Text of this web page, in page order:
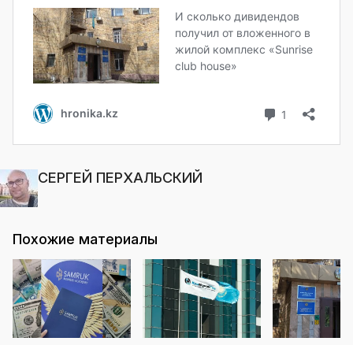
СЕРГЕЙ ПЕРХАЛЬСКИЙ
Похожие материалы